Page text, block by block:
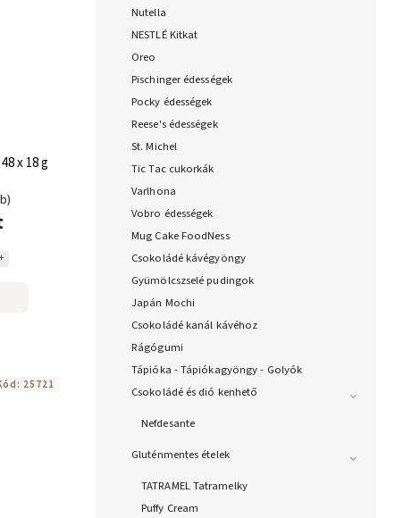
Nutella
NESTLÉ Kitkat
Oreo
Pischinger édességek
Pocky édességek
Reese's édességek
St. Michel
Tic Tac cukorkák
Varlhona
Vobro édességek
Mug Cake FoodNess
Csokoládé kávégyöngy
Gyümölcszselé pudingok
Japán Mochi
Csokoládé kanál kávéhoz
Rágógumi
Tápióka - Tápiókagyöngy - Golyók
Csokoládé és dió kenhető
Nefdesante
Gluténmentes ételek
TATRAMEL Tatramelky
Puffy Cream
x 18 g
25721